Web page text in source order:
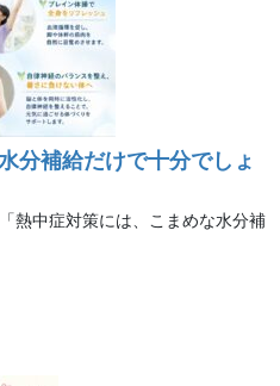
ーション
ヨガ体験会
分補給だけで十分でしょ
「熱中症対策には、こまめな水分補